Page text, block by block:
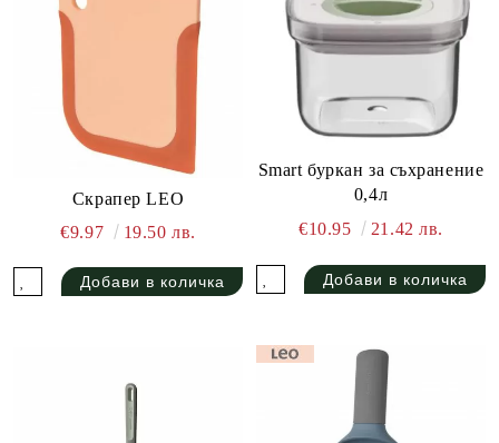
Клийн ЕООД
Info@berghoff.bg
София; бул. Цариградско шосе 425
Скрапер LEO
€9.97
19.50 лв.
Smart буркан за съхранение
0,4л
€10.95
21.42 лв.